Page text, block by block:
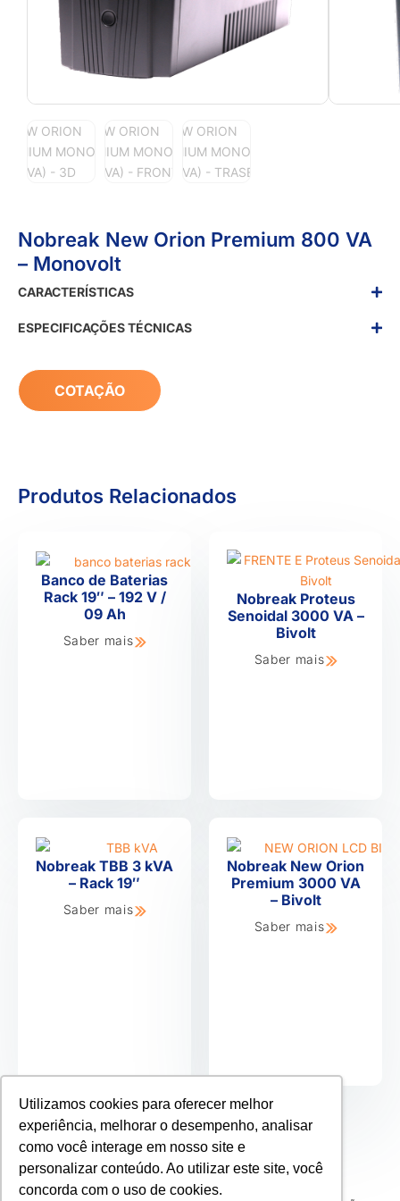
Utilizamos cookies para oferecer melhor
experiência, melhorar o desempenho, analisar
como você interage em nosso site e
personalizar conteúdo. Ao utilizar este site, você
concorda com o uso de cookies.
Nobreak New Orion Premium 800 VA
– Monovolt
CARACTERÍSTICAS
ESPECIFICAÇÕES TÉCNICAS
COTAÇÃO
Produtos Relacionados
Banco de Baterias
Rack 19″ – 192 V /
09 Ah
Saber mais
Nobreak Proteus
Senoidal 3000 VA –
Bivolt
Saber mais
Nobreak TBB 3 kVA
– Rack 19″
Saber mais
Nobreak New Orion
Premium 3000 VA
– Bivolt
Saber mais
Criação de Sites por UPSITES
Compliance
Politica de Privacidade